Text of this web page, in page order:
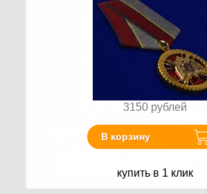
3150 рублей
В корзину
купить в 1 клик